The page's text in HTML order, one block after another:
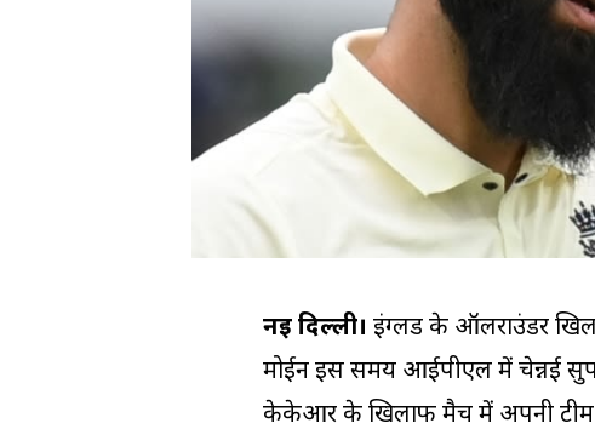
नई दिल्ली। इंग्लैंड के ऑलराउंडर
मोईन इस समय आईपीएल में चेन्नई
केकेआर के खिलाफ मैच में अपनी टीम